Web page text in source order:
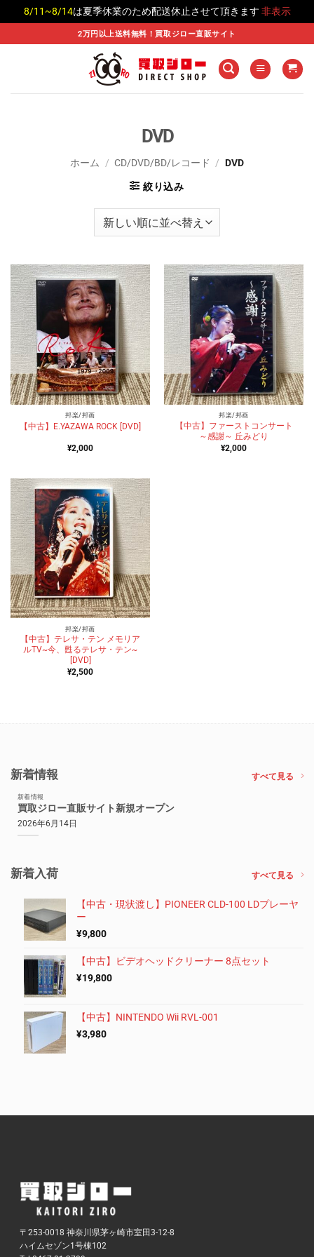
8/11~8/14は夏季休業のため配送休止させて頂きます 非表示
to
2万円以上送料無料！買取ジロー直販サイト
DVD
ホーム / CD/DVD/BD/レコード / DVD
絞り込み
邦楽/邦画
【中古】E.YAZAWA ROCK [DVD]
¥2,000
邦楽/邦画
【中古】ファーストコンサート
～感謝～ 丘みどり
¥2,000
邦楽/邦画
【中古】テレサ・テン メモリア
ルTV~今、甦るテレサ・テン~
[DVD]
¥2,500
新着情報 すべて見る
新着情報
買取ジロー直販サイト新規オープン
2026年6月14日
新着入荷 すべて見る
【中古・現状渡し】PIONEER CLD-100 LDプレーヤ
ー
¥9,800
【中古】ビデオヘッドクリーナー 8点セット
¥19,800
【中古】NINTENDO Wii RVL-001
¥3,980
〒253-0018 神奈川県茅ヶ崎市室田3-12-8
ハイムセゾン1号棟102